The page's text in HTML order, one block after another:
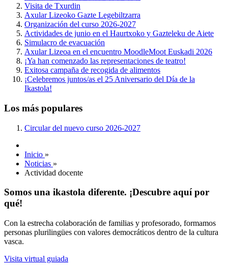
Visita de Txurdin
Axular Lizeoko Gazte Legebiltzarra
Organización del curso 2026-2027
Actividades de junio en el Haurtxoko y Gazteleku de Aiete
Simulacro de evacuación
Axular Lizeoa en el encuentro MoodleMoot Euskadi 2026
¡Ya han comenzado las representaciones de teatro!
Exitosa campaña de recogida de alimentos
¡Celebremos juntos/as el 25 Aniversario del Día de la
Ikastola!
Los más populares
Circular del nuevo curso 2026-2027
Inicio »
Noticias »
Actividad docente
Somos una ikastola diferente. ¡Descubre aquí por
qué!
Con la estrecha colaboración de familias y profesorado, formamos
personas plurilingües con valores democráticos dentro de la cultura
vasca.
Visita virtual guiada